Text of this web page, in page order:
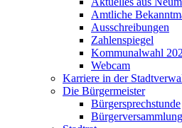
Amtliche
Ausschreibungen
Zahlenspiegel
Kommunalwahl
Webcam
Karriere in der
Die Bürgermeister
Bürgersprechstunde
Bürgerversammlung